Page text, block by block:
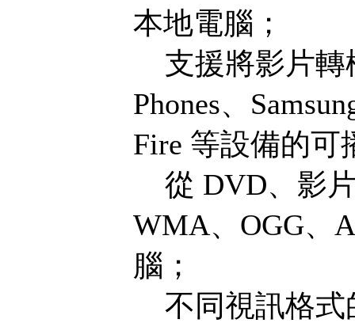
本地電腦；
支援將影片轉
Phones、
Fire 等設備的可
從 DVD、影
WMA、OGG、
腦；
不同視訊格式